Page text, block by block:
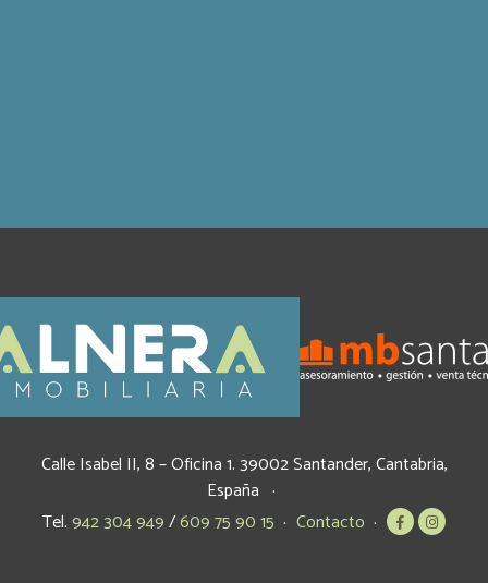
Calle Isabel II, 8 – Oficina 1.39002Santander,Cantabria,
España
Tel.942 304 949/609 75 90 15 Contacto